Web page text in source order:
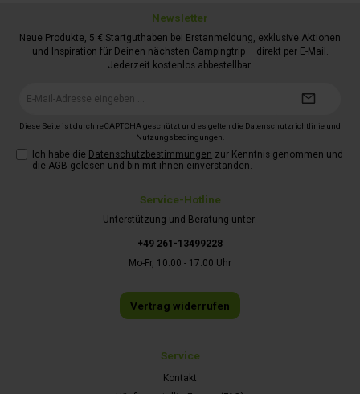
Service-Hotline
Unterstützung und Beratung unter:
+49 261-13499228
Mo-Fr, 10:00 - 17:00 Uhr
Vertrag widerrufen
Service
Kontakt
Newsletter
Neue Produkte, 5 € Startguthaben bei Erstanmeldung, exklusive Aktionen
und Inspiration für Deinen nächsten Campingtrip – direkt per E-Mail.
Jederzeit kostenlos abbestellbar.
Diese Seite ist durch reCAPTCHA geschützt und es gelten die Datenschutzrichtlinie und
Nutzungsbedingungen.
Ich habe die Datenschutzbestimmungen zur Kenntnis genommen und
die AGB gelesen und bin mit ihnen einverstanden.